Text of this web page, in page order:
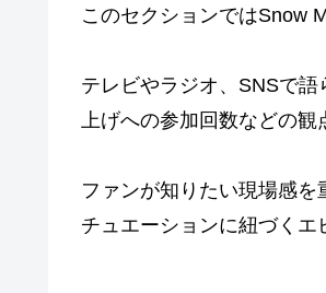
このセクションではSnow
テレビやラジオ、SNSで
上げへの参加回数などの
ファンが知りたい現場感
チュエーションに紐づくエ